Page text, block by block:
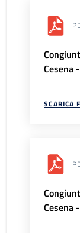
Cesena
SCARICA
Cesena